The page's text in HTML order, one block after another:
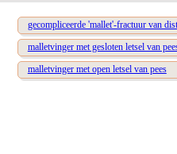
gecompliceerde 'mallet'-fractuur van
malletvinger met gesloten letsel van
malletvinger met open letsel van pees